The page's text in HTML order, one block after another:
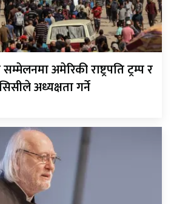
अमेरिकी राष्ट्रपति ट्रम्प र
अध्यक्षता गर्ने